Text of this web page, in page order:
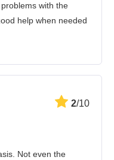
with the
help when needed
2/10
Not even the